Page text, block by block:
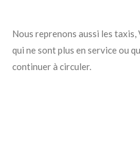
Nous reprenons aussi les
qui ne sont plus en service ou
continuer à circuler.